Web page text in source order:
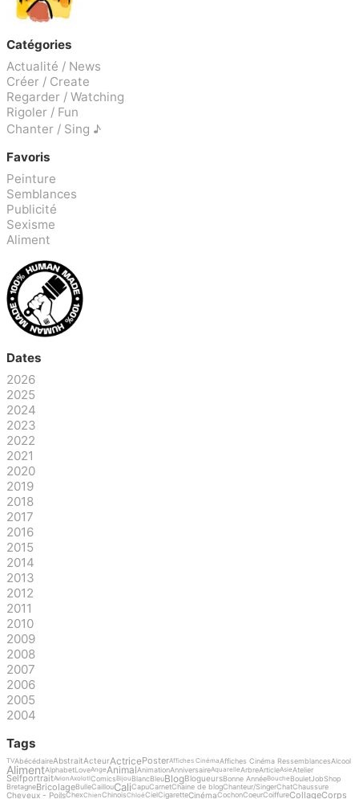
Catégories
Actualité / News
Créer / Create
Regarder / Watching
Rigoler / Fun
Chanter / Sing ♪
Favoris
Peinture
Semblances
Publicité
Sexisme
Aliment
Dates
2026
2025
2024
2023
2022
2021
2020
2019
2018
2017
2016
2015
2014
2013
2012
2011
2010
2009
2008
2007
2006
2005
2004
Tags
TVAbécédaireAbstraitActeurActricePosterAffiches CinémaAffiches Cinéma RessemblancesAlcool
AlimentAlphabetLoveAnge AnimalAnimationAnniversaireAquarelleArbreArticleAsieAtelier
SelfportraitAvionAxolotlComicsBijou BlancBleuBlogBlogueursBonne AnnéeBouche BouletJobShop
BretagneBricolageBulleCaillouCaliCapuCarnetChaine de blogChanteur/SingerChatChaussure
Cheveux - PoilsChexChienChinoisChloéCielCigaretteCinémaCochonCoeurCoiffureCollageCorps